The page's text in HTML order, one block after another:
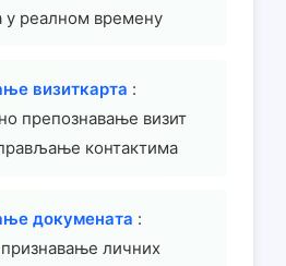
у реалном времену
визиткарта :
препознавање визит
контактима
докумената :
личних